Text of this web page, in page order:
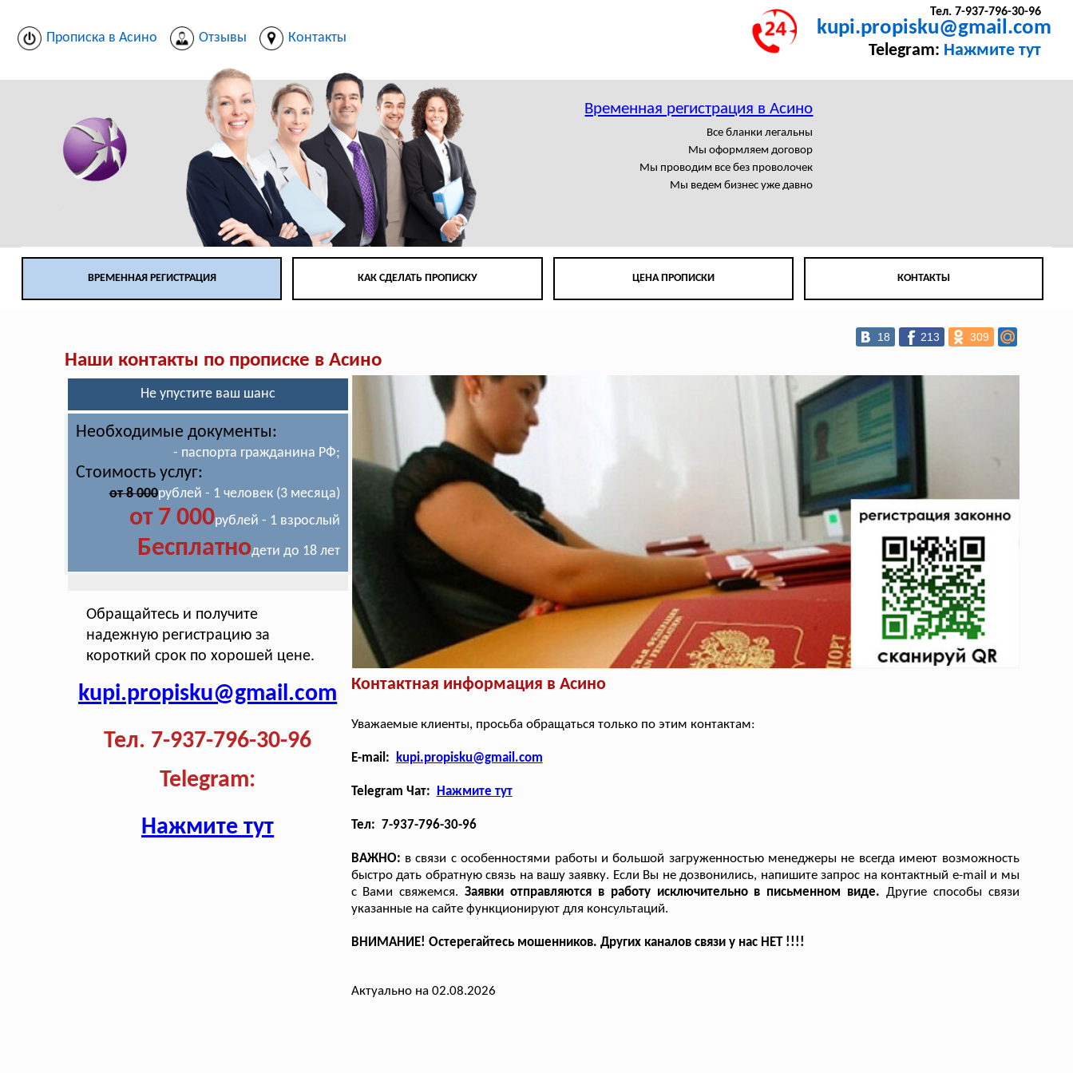
Прописка в Асино Отзывы Контакты
Тел. 7-937-796-30-96
kupi.propisku@gmail.com
Telegram: Нажмите тут
Временная регистрация в Асино
Все бланки легальны
Мы оформляем договор
Мы проводим все без проволочек
Мы ведем бизнес уже давно
ВРЕМЕННАЯ РЕГИСТРАЦИЯ КАК СДЕЛАТЬ ПРОПИСКУ ЦЕНА ПРОПИСКИ КОНТАКТЫ
18 213 309
Наши контакты по прописке в Асино
Не упустите ваш шанс
Необходимые документы:
- паспорта гражданина РФ;
Стоимость услуг:
от 8 000рублей - 1 человек (3 месяца)
от 7 000рублей - 1 взрослый
Бесплатнодети до 18 лет
Обращайтесь и получите
надежную регистрацию за
короткий срок по хорошей цене.
kupi.propisku@gmail.com
Тел. 7-937-796-30-96
Telegram:
Нажмите тут
Контактная информация в Асино
Уважаемые клиенты, просьба обращаться только по этим контактам:
E-mail: kupi.propisku@gmail.com
Telegram Чат: Нажмите тут
Тел: 7-937-796-30-96
ВАЖНО: в связи с особенностями работы и большой загруженностью менеджеры не всегда имеют возможность
быстро дать обратную связь на вашу заявку. Если Вы не дозвонились, напишите запрос на контактный e-mail и мы
с Вами свяжемся.Заявки отправляются в работу исключительно в письменном виде. Другие способы связи
указанные на сайте функционируют для консультаций.
ВНИМАНИЕ! Остерегайтесь мошенников. Других каналов связи у нас НЕТ !!!!
Актуально на 02.08.2026